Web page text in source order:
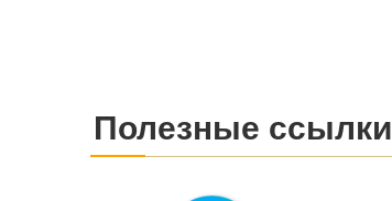
Полезные ссылки